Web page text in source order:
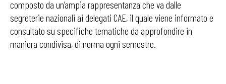
composto da un’ampia rappresentanza che va dalle
segreterie nazionali ai delegati CAE, il quale viene informato e
consultato su specifiche tematiche da approfondire in
maniera condivisa, di norma ogni semestre.